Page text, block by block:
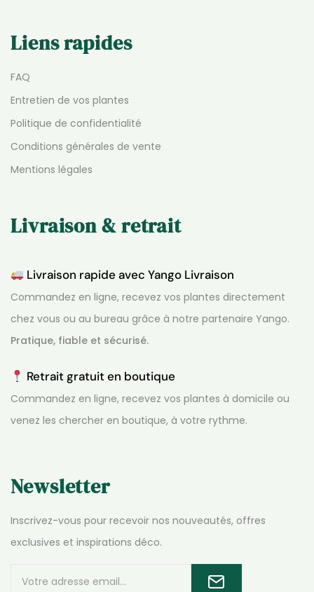
Liens rapides
FAQ
Entretien de vos plantes
Politique de confidentialité
Conditions générales de vente
Mentions légales
Livraison & retrait
Livraison rapide avec Yango Livraison
Commandez en ligne, recevez vos plantes directement
chez vous ou au bureau grâce à notre partenaire Yango.
Pratique, fiable et sécurisé.
Retrait gratuit en boutique
Commandez en ligne, recevez vos plantes à domicile ou
venez les chercher en boutique, à votre rythme.
Newsletter
Inscrivez-vous pour recevoir nos nouveautés, offres
exclusives et inspirations déco.